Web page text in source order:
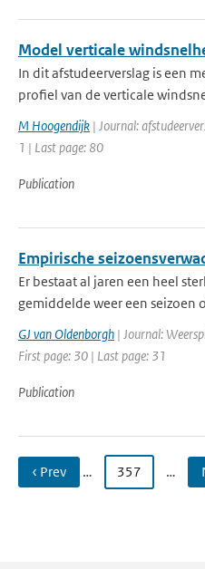
Model verticale
In dit afstudeerverslag is een
profiel van de verticale
M Hoogendijk | Journal:
1 | Last page: 80
Publication
Empirische
Er bestaat al jaren een heel
gemiddelde weer een seizoen
GJ van Oldenborgh | Journal:
First page: 30 | Last page: 31
Publication
‹ Prev … 357 …